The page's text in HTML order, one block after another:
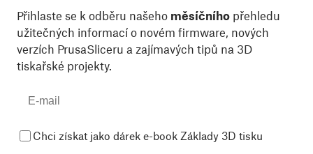
Přihlaste se k odběru našeho měsíčního přehledu
užitečných informací o novém firmware, nových
verzích PrusaSliceru a zajímavých tipů na 3D
tiskařské projekty.
Chci získat jako dárek e-book Základy 3D tisku